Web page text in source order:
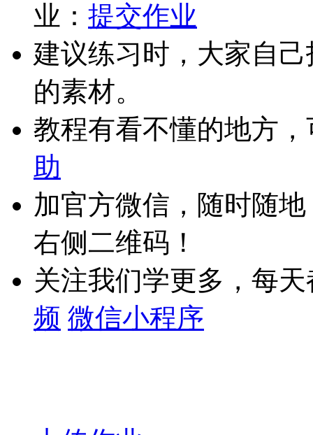
业： 提交作业
建议练习时，大家自
的素材。
教程有看不懂的地方
助
加官方微信，随时随
右侧二维码！
关注我们学更多，每
频 微信小程序